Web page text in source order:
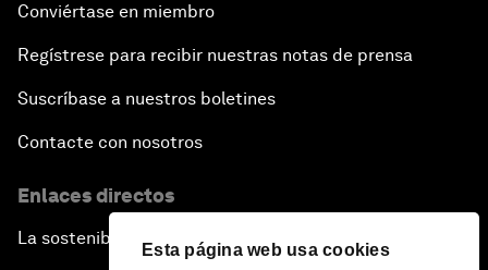
Esta página web usa cookies
Conviértase en miembro
Regístrese para recibir nuestras notas de prensa
Suscríbase a nuestros boletines
Contacte con nosotros
Enlaces directos
La sostenibilidad en el Foro